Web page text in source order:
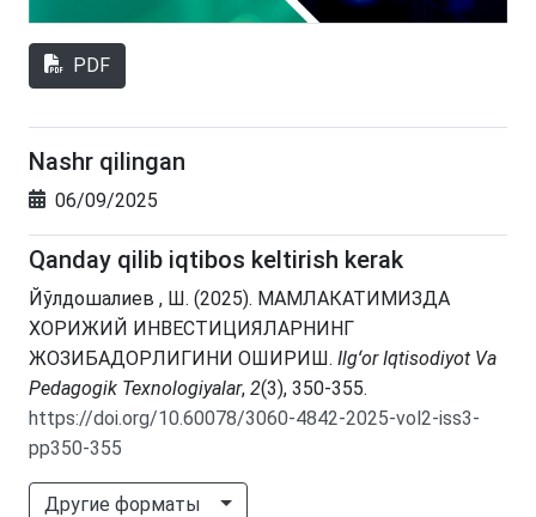
PDF
Nashr qilingan
06/09/2025
Qanday qilib iqtibos keltirish kerak
Йўлдошалиев , Ш. (2025). МАМЛАКАТИМИЗДА
ХОРИЖИЙ ИНВЕСТИЦИЯЛАРНИНГ
ЖОЗИБАДОРЛИГИНИ ОШИРИШ. Ilgʻor Iqtisodiyot Va
Pedagogik Texnologiyalar, 2(3), 350-355.
https://doi.org/10.60078/3060-4842-2025-vol2-iss3-
pp350-355
Другие форматы